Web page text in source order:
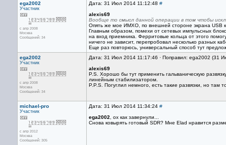
ega2002
Участник
с апр 2008
Москва
Сообщений: 34
Дата: 31 Июл 2014 11:12:48 #
alexis69
Вообще то смысл данной операции в том чтобы
Опять же мое ИМХО, по внешней стороне экрана USB
Главным образом, помехи от сетевых импульсных
на вход приемника. Ферритовые кольца от этого
ничего не зависит, перепробовал несколько разных
Еще раз повторюсь, универсальный способ тут
ega2002
Участник
с апр 2008
Москва
Сообщений: 34
Дата: 31 Июл 2014 11:17:46 · Поправил: ega2002 (31
alexis69
P.S. Хорошо бы тут применить гальваническую
линейным стабилизатором.
P.P.S. Погуглил немного, есть такие развязки, но там
michael-pro
Участник
с апр 2012
Москва
Сообщений: 305
Дата: 31 Июл 2014 11:34:24 #
ega2002 , ох как завернули...
Снова ковырять готовый SDR? Мне Elad нравится